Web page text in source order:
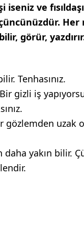
iseniz ve
Her
görür,
Tenhasınız.
gizli iş
gözlemden uzak
yakın bilir.